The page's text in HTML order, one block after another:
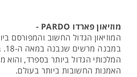
מוזיאון פארדו PARDO -
המוזיאון הגדול החשוב והמפורסם
המלכותי הגדול ביותר בספרד, והוא
האמנות החשובות ביותר בעולם.